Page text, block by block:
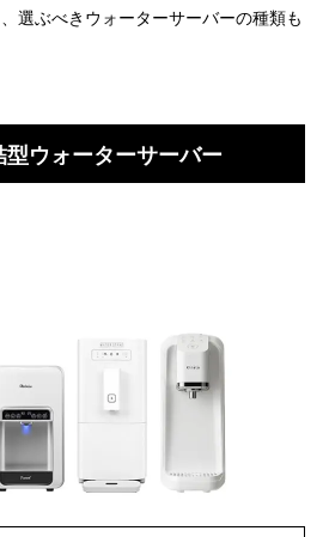
選ぶべきウォーターサーバーの種類も
ウォーターサーバー